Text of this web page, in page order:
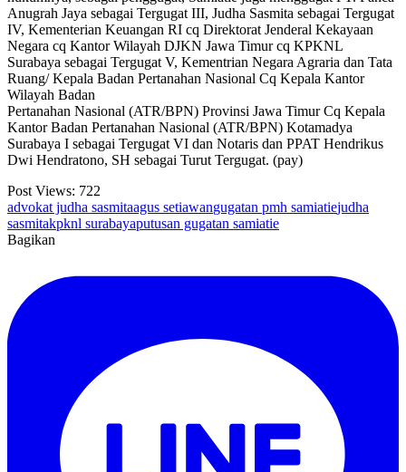
Anugrah Jaya sebagai Tergugat III, Judha Sasmita sebagai Tergugat
IV, Kementerian Keuangan RI cq Direktorat Jenderal Kekayaan
Negara cq Kantor Wilayah DJKN Jawa Timur cq KPKNL
Surabaya sebagai Tergugat V, Kementrian Negara Agraria dan Tata
Ruang/ Kepala Badan Pertanahan Nasional Cq Kepala Kantor
Wilayah Badan
Pertanahan Nasional (ATR/BPN) Provinsi Jawa Timur Cq Kepala
Kantor Badan Pertanahan Nasional (ATR/BPN) Kotamadya
Surabaya I sebagai Tergugat VI dan Notaris dan PPAT Hendrikus
Dwi Hendratono, SH sebagai Turut Tergugat. (pay)
Post Views: 722
advokat judha sasmitaagus setiawangugatan pmh samiatiejudha
sasmitakpknl surabayaputusan gugatan samiatie
Bagikan